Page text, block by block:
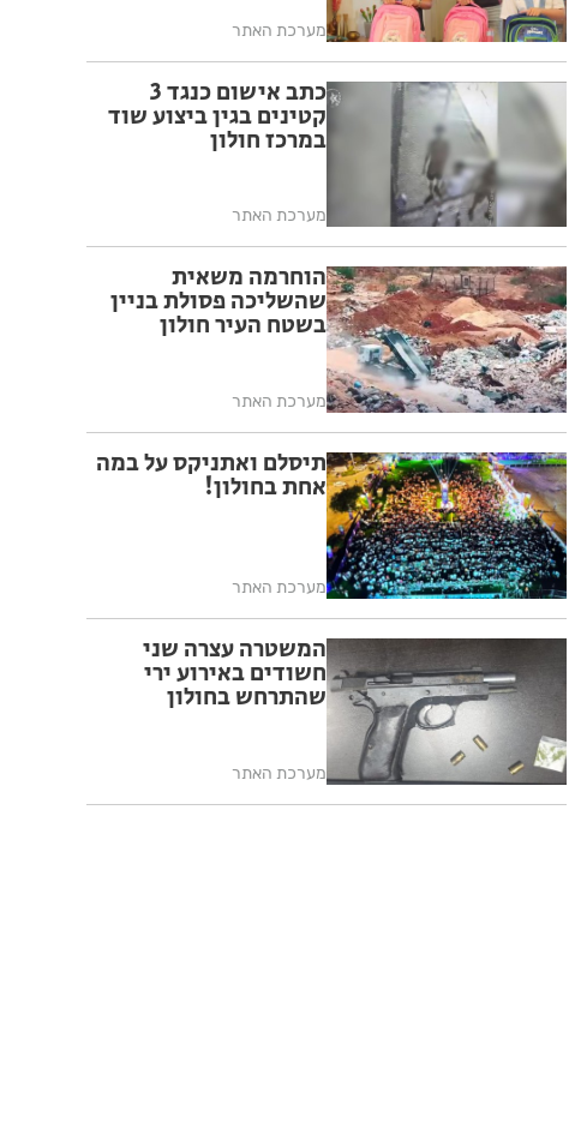
מערכת האתר
כתב אישום כנגד 3
קטינים בגין ביצוע שוד
במרכז חולון
מערכת האתר
הוחרמה משאית
שהשליכה פסולת בניין
בשטח העיר חולון
מערכת האתר
תיסלם ואתניקס על במה
אחת בחולון!
מערכת האתר
המשטרה עצרה שני
חשודים באירוע ירי
שהתרחש בחולון
מערכת האתר